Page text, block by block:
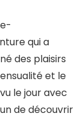
qui a
des plaisirs
et le
le jour avec
de découvrir